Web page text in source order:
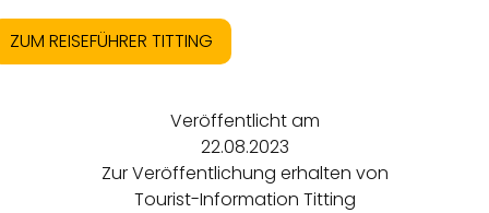
ZUM REISEFÜHRER TITTING
Veröffentlicht am
22.08.2023
Zur Veröffentlichung erhalten von
Tourist-Information Titting